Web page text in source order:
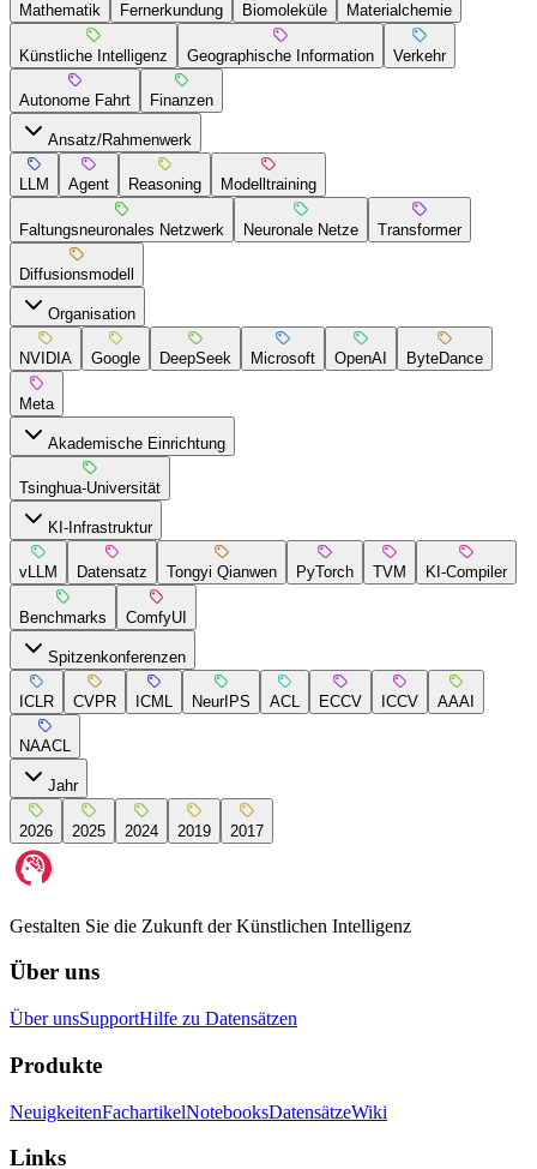
Mathematik Fernerkundung Biomoleküle Materialchemie
Künstliche Intelligenz Geographische Information Verkehr
Autonome Fahrt Finanzen
Ansatz/Rahmenwerk
LLM Agent Reasoning Modelltraining
Faltungsneuronales Netzwerk Neuronale Netze Transformer
Diffusionsmodell
Organisation
NVIDIA Google DeepSeek Microsoft OpenAI ByteDance
Meta
Akademische Einrichtung
Tsinghua-Universität
KI-Infrastruktur
vLLM Datensatz Tongyi Qianwen PyTorch TVM KI-Compiler
Benchmarks ComfyUI
Spitzenkonferenzen
ICLR CVPR ICML NeurIPS ACL ECCV ICCV AAAI
NAACL
Jahr
2026 2025 2024 2019 2017
Gestalten Sie die Zukunft der Künstlichen Intelligenz
Über uns
Über unsSupportHilfe zu Datensätzen
Produkte
NeuigkeitenFachartikelNotebooksDatensätzeWiki
Links